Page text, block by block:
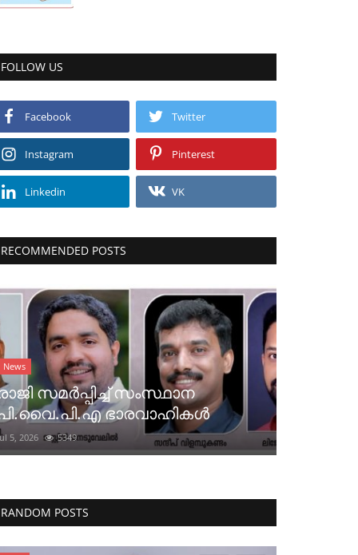
FOLLOW US
Facebook Twitter
Instagram Pinterest
Linkedin VK
RECOMMENDED POSTS
News
സമർപ്പിച്ച് സംസ്ഥാന
ഭാരവാഹികൾ
5, 2026 5349
RANDOM POSTS